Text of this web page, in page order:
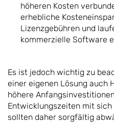
höheren Kosten
erhebliche
Lizenzgebühren und
kommerzielle Software
Es ist jedoch wichtig zu
einer eigenen Lösung auch
höhere
Entwicklungszeiten mit
sollten daher sorgfältig